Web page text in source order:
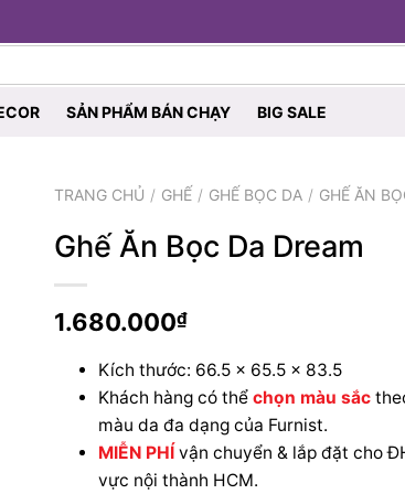
SẢN PHẨM BÁN CHẠY BIG SALE
TRANG CHỦ GHẾ GHẾ BỌC DA GHẾ ĂN
Ghế Ăn Bọc Da Dream
1.680.000₫
Kích thước: 66.5 x 65.5 x 83.5
Khách hàng có thể chọn màu sắc
màu da đa dạng của Furnist.
MIỄN PHÍvận chuyển & lắp đặt cho
vực nội thành HCM.